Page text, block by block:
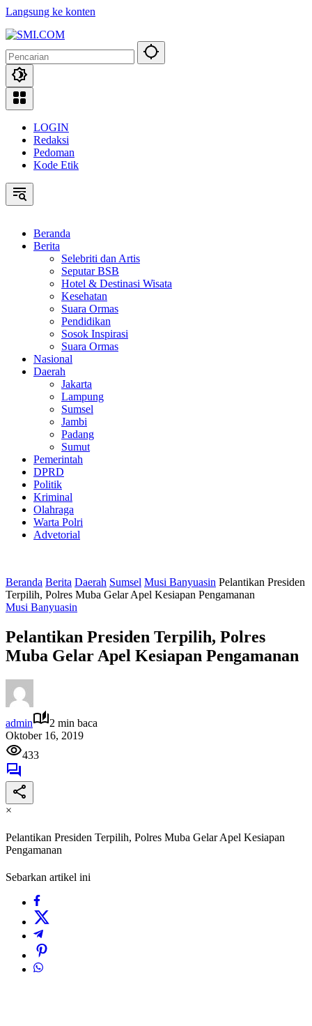
Langsung ke konten
LOGIN
Redaksi
Pedoman
Kode Etik
Beranda
Berita
Selebriti dan Artis
Seputar BSB
Hotel & Destinasi Wisata
Kesehatan
Suara Ormas
Pendidikan
Sosok Inspirasi
Suara Ormas
Nasional
Daerah
Jakarta
Lampung
Sumsel
Jambi
Padang
Sumut
Pemerintah
DPRD
Politik
Kriminal
Olahraga
Warta Polri
Advetorial
Beranda Berita Daerah Sumsel Musi Banyuasin Pelantikan Presiden
Terpilih, Polres Muba Gelar Apel Kesiapan Pengamanan
Musi Banyuasin
Pelantikan Presiden Terpilih, Polres
Muba Gelar Apel Kesiapan Pengamanan
admin
2 min baca
Oktober 16, 2019
433
×
Pelantikan Presiden Terpilih, Polres Muba Gelar Apel Kesiapan
Pengamanan
Sebarkan artikel ini